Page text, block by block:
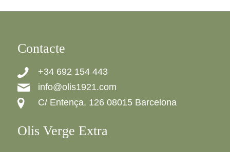
Contacte
+34 692 154 443
info@olis1921.com
C/ Entença, 126 08015 Barcelona
Olis Verge Extra